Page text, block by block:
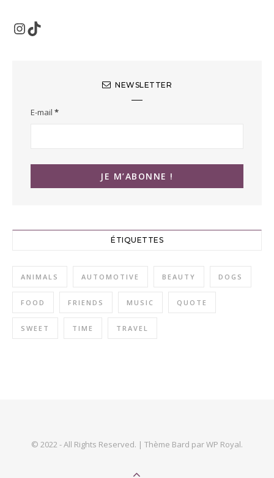
Instagram
TikTok
NEWSLETTER
E-mail *
ÉTIQUETTES
ANIMALS AUTOMOTIVE BEAUTY DOGS
FOOD FRIENDS MUSIC QUOTE
SWEET TIME TRAVEL
© 2022 - All Rights Reserved. | Thème Bard parWP Royal.